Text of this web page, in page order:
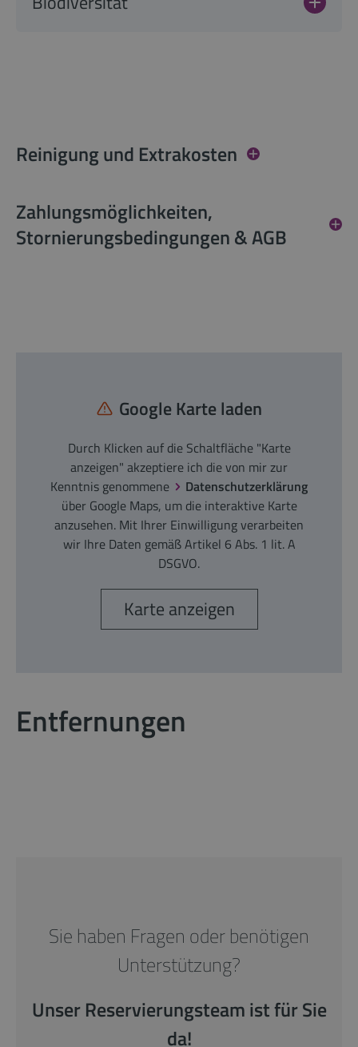
Reinigung und Extrakosten
Zahlungsmöglichkeiten,
Stornierungsbedingungen & AGB
Google Karte laden
Durch Klicken auf die Schaltfläche "Karte
anzeigen" akzeptiere ich die von mir zur
Kenntnis genommene
Datenschutzerklärung
über Google Maps, um die interaktive Karte
anzusehen. Mit Ihrer Einwilligung verarbeiten
wir Ihre Daten gemäß Artikel 6 Abs. 1 lit. A
DSGVO.
Karte anzeigen
Entfernungen
Sie haben Fragen oder benötigen
Unterstützung?
Unser Reservierungsteam ist für Sie
da!